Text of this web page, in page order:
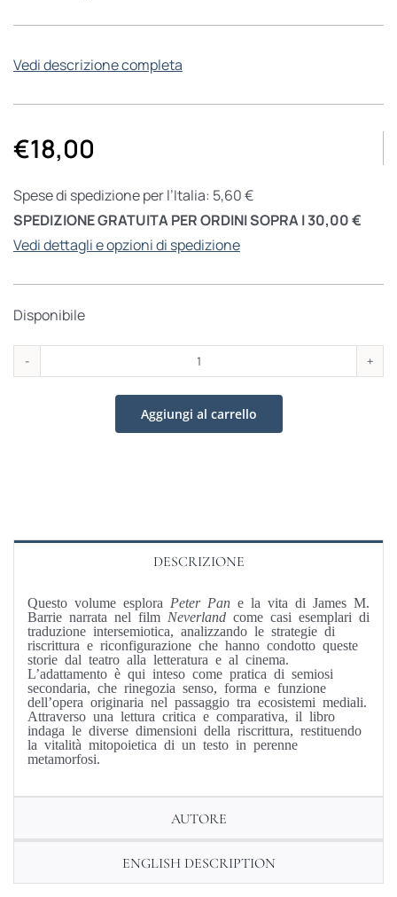
Vedi descrizione completa
€18,00
Spese di spedizione per l’Italia: 5,60 €
SPEDIZIONE GRATUITA PER ORDINI SOPRA I 30,00 €
Vedi dettagli e opzioni di spedizione
Disponibile
Da
Peter
Pan
Aggiungi al carrello
DESCRIZIONE
Questo volume esplora Peter Pane la vita di James M.
Barrie narrata nel film Neverlandcome casi esemplari di
traduzione intersemiotica, analizzando le strategie di
riscrittura e riconfigurazione che hanno condotto queste
storie dal teatro alla letteratura e al cinema.
L’adattamento è qui inteso come pratica di semiosi
secondaria, che rinegozia senso, forma e funzione
dell’opera originaria nel passaggio tra ecosistemi mediali.
Attraverso una lettura critica e comparativa, il libro
indaga le diverse dimensioni della riscrittura, restituendo
la vitalità mitopoietica di un testo in perenne
metamorfosi.
AUTORE
ENGLISH DESCRIPTION